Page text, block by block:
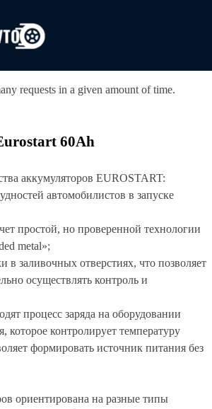
requests in a given amount of time.
60Ah
аккумуляторов EUROSTART:
автомобилистов в запуске
простой, но проверенной технологии
metal»;
в заливочных отверстиях, что позволяет
осуществлять контроль и
процесс заряда на оборудовании
которое контролирует температуру
формировать источник питания без
ориентирована на разные типы